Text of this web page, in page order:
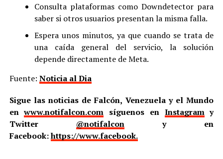
Consulta plataformas como Downdetector para
saber si otros usuarios presentan la misma falla.
Espera unos minutos, ya que cuando se trata de
una caída general del servicio, la solución
depende directamente de Meta.
Fuente: Noticia al Dia
Sigue las noticias de Falcón, Venezuela y el Mundo
enwww.notifalcon.com síguenos en Instagramy
Twitter @notifalcony en
Facebook:https://www.facebook.